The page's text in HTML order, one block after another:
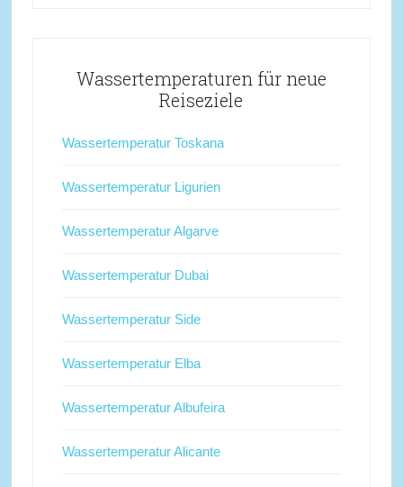
Wassertemperaturen für neue
Reiseziele
Wassertemperatur Toskana
Wassertemperatur Ligurien
Wassertemperatur Algarve
Wassertemperatur Dubai
Wassertemperatur Side
Wassertemperatur Elba
Wassertemperatur Albufeira
Wassertemperatur Alicante